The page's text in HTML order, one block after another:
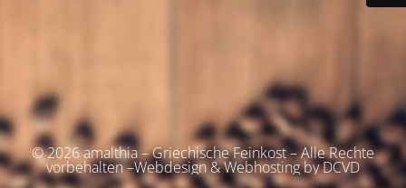
© 2026 amalthia – Griechische Feinkost – Alle Rechte
vorbehalten –Webdesign & Webhosting by DCVD